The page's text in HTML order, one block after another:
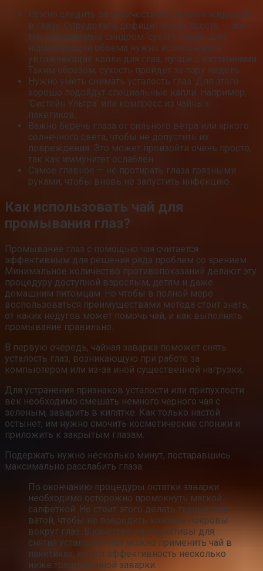
Нужно следить за количеством слезной жидкости
в глазу. Определить дефицит очень просто — это
так называемый синдром ‘сухого глаза’. Для
нормализации объема нужно использовать
увлажняющие капли для глаз, лучше с витаминами.
Таким образом, сухость пройдет за пару недель.
Нужно уметь снимать усталость глаз. Для этого
хорошо подойдут специальные капли. Например,
‘Систейн Ультра’ или компресс из чайных
пакетиков.
Важно беречь глаза от сильного ветра или яркого
солнечного света, чтобы не допустить их
повреждения. Это может произойти очень просто,
так как иммунитет ослаблен.
Самое главное — не протирать глаза грязными
руками, чтобы вновь не запустить инфекцию.
Как использовать чай для
промывания глаз?
Промывание глаз с помощью чая считается
эффективным для решения ряда проблем со зрением.
Минимальное количество противопоказаний делают эту
процедуру доступной взрослым, детям и даже
домашним питомцам. Но чтобы в полной мере
воспользоваться преимуществами метода стоит знать,
от каких недугов может помочь чай, и как выполнять
промывание правильно.
В первую очередь, чайная заварка поможет снять
усталость глаз, возникающую при работе за
компьютером или из-за иной существенной нагрузки.
Для устранения признаков усталости или припухлости
век необходимо смешать немного черного чая с
зеленым, заварить в кипятке. Как только настой
остынет, им нужно смочить косметические спонжи и
приложить к закрытым глазам.
Подержать нужно несколько минут, постаравшись
максимально расслабить глаза.
По окончанию процедуры остатки заварки
необходимо осторожно промокнуть мягкой
салфеткой. Не стоит этого делать тканью или
ватой, чтобы не повредить кожные покровы
вокруг глаз. В качестве альтернативы для
снятия усталости глаз можно применить чай в
пакетиках, но его эффективность несколько
ниже традиционной заварки.